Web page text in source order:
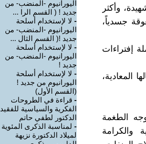
وأكثر
جسدياً،
إفتراءات
المعادية،
الطغمة
والكرامة
اليورانيوم -المنضب- من
جديد ! ( القسم الرا ...
- لا لإستخدام أسلحة
اليورانيوم -المنضب- من
جديد !( القسم الثال ...
- لا لإستخدام أسلحة
اليورانيوم -المنضب- من
جديد !
- لا لإستخدام أسلحة
اليورانيوم من جديد !
(القسم الأول)
- قراءة في الطروحات
الفكرية والسياسية للفقيد
الدكتور لطفي حاتم
- لمناسبة الذكرى المئوية
لميلاد الدكتورة نزيهة